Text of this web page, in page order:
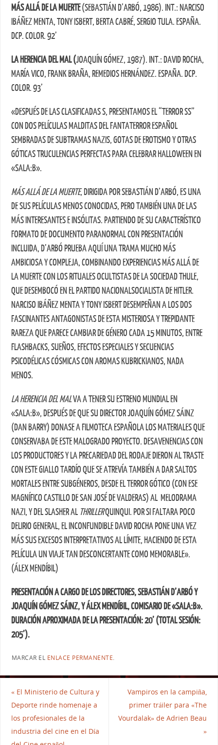
MÁS ALLÁ DE LA MUERTE(SEBASTIÁN D’ARBÓ, 1986). INT.: NARCISO
IBÁÑEZ MENTA, TONY ISBERT, BERTA CABRÉ, SERGIO TULA. ESPAÑA.
DCP. COLOR. 92’
LA HERENCIA DEL MAL (JOAQUÍN GÓMEZ, 1987). INT.: DAVID ROCHA,
MARÍA VICO, FRANK BRAÑA, REMEDIOS HERNÁNDEZ. ESPAÑA. DCP.
COLOR. 93’
«DESPUÉS DE LAS CLASIFICADAS S, PRESENTAMOS EL “TERROR SS”
CON DOS PELÍCULAS MALDITAS DEL FANTATERROR ESPAÑOL
SEMBRADAS DE SUBTRAMAS NAZIS, GOTAS DE EROTISMO Y OTRAS
GÓTICAS TRUCULENCIAS PERFECTAS PARA CELEBRAR HALLOWEEN EN
«SALA:B».
MÁS ALLÁ DE LA MUERTE, DIRIGIDA POR SEBASTIÁN D’ARBÓ, ES UNA
DE SUS PELÍCULAS MENOS CONOCIDAS, PERO TAMBIÉN UNA DE LAS
MÁS INTERESANTES E INSÓLITAS. PARTIENDO DE SU CARACTERÍSTICO
FORMATO DE DOCUMENTO PARANORMAL CON PRESENTACIÓN
INCLUIDA, D’ARBÓ PRUEBA AQUÍ UNA TRAMA MUCHO MÁS
AMBICIOSA Y COMPLEJA, COMBINANDO EXPERIENCIAS MÁS ALLÁ DE
LA MUERTE CON LOS RITUALES OCULTISTAS DE LA SOCIEDAD THULE,
QUE DESEMBOCÓ EN EL PARTIDO NACIONALSOCIALISTA DE HITLER.
NARCISO IBÁÑEZ MENTA Y TONY ISBERT DESEMPEÑAN A LOS DOS
FASCINANTES ANTAGONISTAS DE ESTA MISTERIOSA Y TREPIDANTE
RAREZA QUE PARECE CAMBIAR DE GÉNERO CADA 15 MINUTOS, ENTRE
FLASHBACKS, SUEÑOS, EFECTOS ESPECIALES Y SECUENCIAS
PSICODÉLICAS CÓSMICAS CON AROMAS KUBRICKIANOS, NADA
MENOS.
LA HERENCIA DEL MALVA A TENER SU ESTRENO MUNDIAL EN
«SALA:B», DESPUÉS DE QUE SU DIRECTOR JOAQUÍN GÓMEZ SÁINZ
(DAN BARRY) DONASE A FILMOTECA ESPAÑOLA LOS MATERIALES QUE
CONSERVABA DE ESTE MALOGRADO PROYECTO. DESAVENENCIAS CON
LOS PRODUCTORES Y LA PRECARIEDAD DEL RODAJE DIERON AL TRASTE
CON ESTE GIALLO TARDÍO QUE SE ATREVÍA TAMBIÉN A DAR SALTOS
MORTALES ENTRE SUBGÉNEROS, DESDE EL TERROR GÓTICO (CON ESE
MAGNÍFICO CASTILLO DE SAN JOSÉ DE VALDERAS) AL MELODRAMA
NAZI, Y DEL SLASHER AL THRILLERQUINQUI. POR SI FALTARA POCO
DELIRIO GENERAL, EL INCONFUNDIBLE DAVID ROCHA PONE UNA VEZ
MÁS SUS EXCESOS INTERPRETATIVOS AL LÍMITE, HACIENDO DE ESTA
PELÍCULA UN VIAJE TAN DESCONCERTANTE COMO MEMORABLE».
(ÁLEX MENDÍBIL)
PRESENTACIÓN A CARGO DE LOS DIRECTORES, SEBASTIÁN D’ARBÓ Y
JOAQUÍN GÓMEZ SÁINZ, Y ÁLEX MENDÍBIL, COMISARIO DE «SALA:B».
DURACIÓN APROXIMADA DE LA PRESENTACIÓN: 20’ (TOTAL SESIÓN:
205’).
MARCAR EL ENLACE PERMANENTE.
«El Ministerio de Cultura y
Deporte rinde homenaje a
los profesionales de la
industria del cine en el Día
Vampiros en la campiña,
primer tráiler para «The
Vourdalak» de Adrien Beau
»